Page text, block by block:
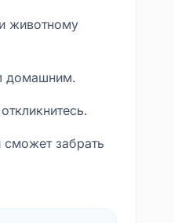
животному
домашним.
забрать